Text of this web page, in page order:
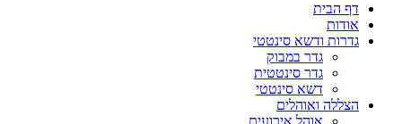
דף הבית
אודות
גדרות ודשא סינטטי
גדר במבוק
גדר סינטטית
דשא סינטטי
הצללה ואוהלים